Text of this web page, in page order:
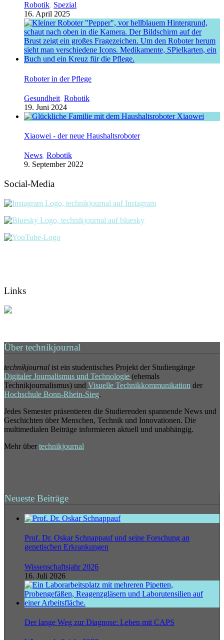
Robotik, Spezial
16. April 2025
Roboter in der Pflege
Gesundheit, Robotik
19. Juni 2024
Xiaowei - der neue Haushaltsroboter
News, Robotik
9. September 2022
Social-Media
Links
Über technikjournal
technikjournal ist ein studentisches Projekt der Studiengänge
Digitaler Journalismus und Technologie (ehemals
Technikjournalismus) und Visuelle Technikkommunikation der
Hochschule Bonn-Rhein-Sieg.
Jedes Semester präsentieren die Studierenden spannende News und
Geschichten über Menschen, Technik und Innovationen. Die
multimedialen Beiträge informieren aktuell und unabhängig.
Mehr über technikjournal
Neueste Beiträge
Prof. Dr. Oskar Schnappauf und seine Forschung an
genetischen Erkrankungen
Wissenschaftsjahr 2026
16. Juli 2026
Der lange Weg zur Diagnose: Leben mit CAPS